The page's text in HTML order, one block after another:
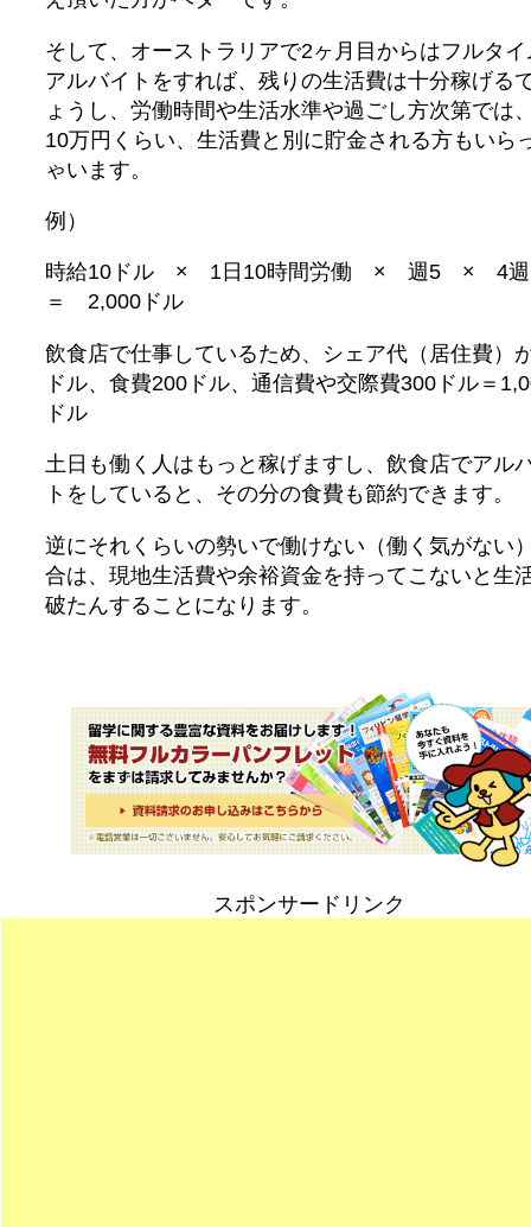
そして、オーストラリアで2ヶ月目からはフルタイ
アルバイトをすれば、残りの生活費は十分稼げる
ょうし、労働時間や生活水準や過ごし方次第では
10万円くらい、生活費と別に貯金される方もいら
ゃいます。
例）
時給10ドル × 1日10時間労働 × 週5 × 4
＝ 2,000ドル
飲食店で仕事しているため、シェア代（居住費）
ドル、食費200ドル、通信費や交際費300ドル＝
ドル
土日も働く人はもっと稼げますし、飲食店でアル
トをしていると、その分の食費も節約できます。
逆にそれくらいの勢いで働けない（働く気がない
合は、現地生活費や余裕資金を持ってこないと生
破たんすることになります。
スポンサードリンク